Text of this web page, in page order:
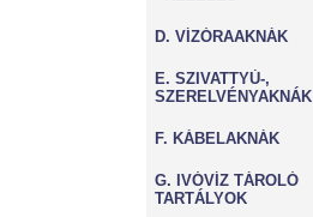
D. VÍZÓRAAKNÁK
E. SZIVATTYÚ-,
SZERELVÉNYAKNÁK
F. KÁBELAKNÁK
G. IVÓVÍZ TÁROLÓ
TARTÁLYOK